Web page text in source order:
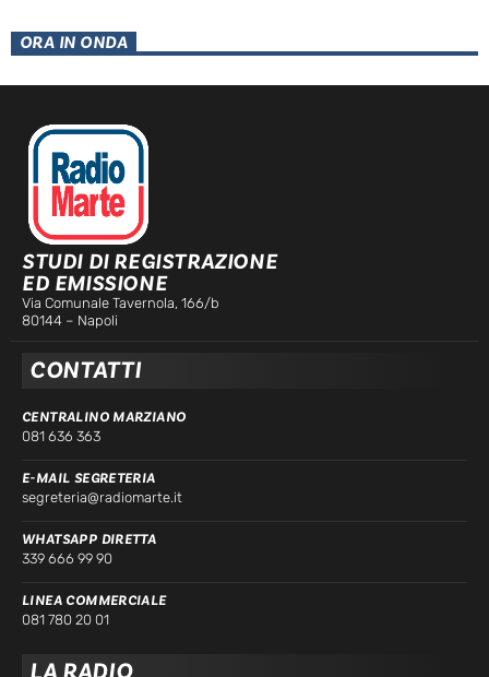
ORA IN ONDA
STUDI DI REGISTRAZIONE
ED EMISSIONE
Via Comunale Tavernola, 166/b
80144 – Napoli
CONTATTI
CENTRALINO MARZIANO
081 636 363
E-MAIL SEGRETERIA
segreteria@radiomarte.it
WHATSAPP DIRETTA
339 666 99 90
LINEA COMMERCIALE
081 780 20 01